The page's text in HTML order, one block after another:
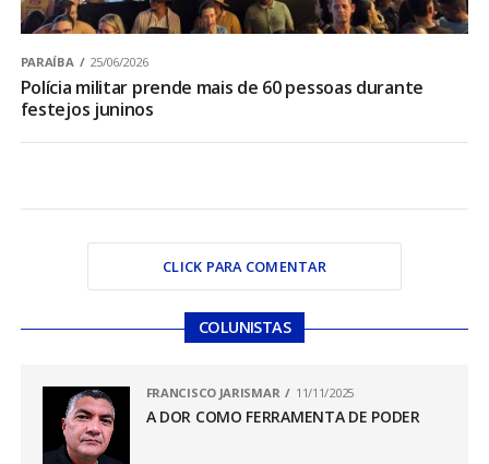
PARAÍBA 25/06/2026
Polícia militar prende mais de 60 pessoas durante
festejos juninos
CLICK PARA COMENTAR
COLUNISTAS
FRANCISCO JARISMAR 11/11/2025
A DOR COMO FERRAMENTA DE PODER